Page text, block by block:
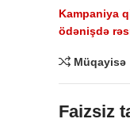
Kampaniya
ödənişdə
Müqayisə
Faizsiz